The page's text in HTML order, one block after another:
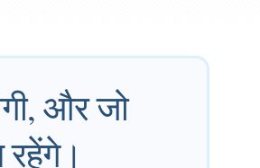
और जो
रहेंगे।